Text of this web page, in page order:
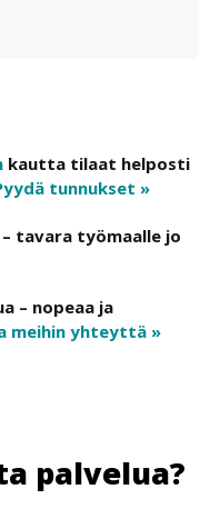
kautta tilaat helposti
tunnukset »
tavara työmaalle jo
– nopeaa ja
meihin yhteyttä »
palvelua?